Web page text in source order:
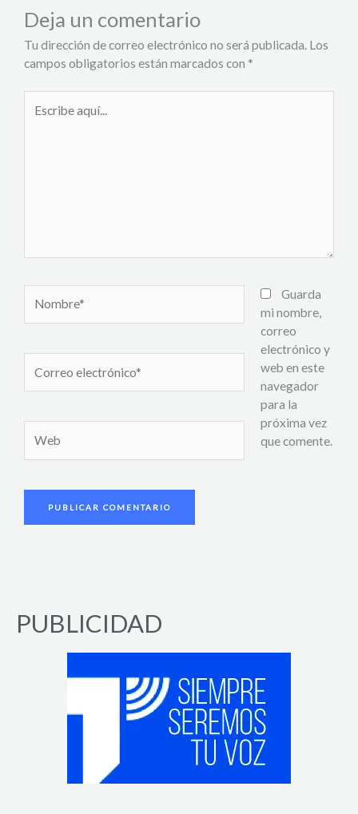
Deja un comentario
Tu dirección de correo electrónico no será publicada. Los
campos obligatorios están marcados con *
aquí...
electrónico*
Guarda
mi nombre,
correo
electrónico y
web en este
navegador
para la
próxima vez
que comente.
PUBLICIDAD